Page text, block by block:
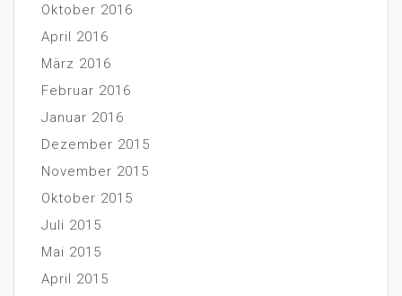
Oktober 2016
April 2016
März 2016
Februar 2016
Januar 2016
Dezember 2015
November 2015
Oktober 2015
Juli 2015
Mai 2015
April 2015